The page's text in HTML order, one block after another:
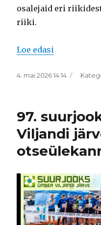
osalejaid eri
riiki.
Loe edasi
Postitatud
4. mai 2026 14:14
97.
Viljandi